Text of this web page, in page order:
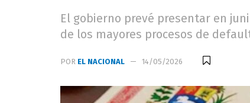
El gobierno prevé presentar en
de los mayores procesos de
POR EL NACIONAL 14/05/2026